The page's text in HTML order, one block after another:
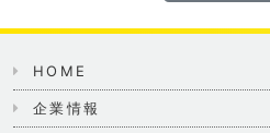
HOME
企業情報